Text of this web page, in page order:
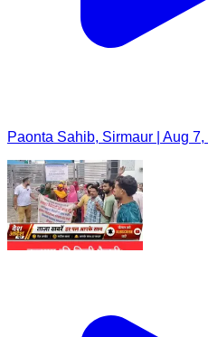
Paonta Sahib, Sirmaur | Aug